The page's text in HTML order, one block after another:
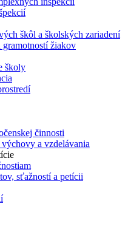
škôl a školských zariadení
žiakov
školy
činnosti
a vzdelávania
sťažností a petícii